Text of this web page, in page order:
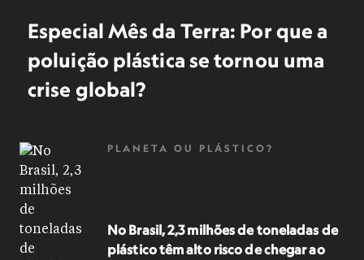
Especial Mês da Terra: Por que a
poluição plástica se tornou uma
crise global?
PLANETA OU PLÁSTICO?
No Brasil, 2,3 milhões de toneladas de
plástico têm alto risco de chegar ao